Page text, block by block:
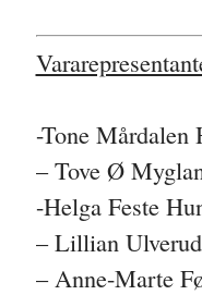
-Tone
– Tove Ø
-Helga Feste
– Lillian
– Anne-Marte